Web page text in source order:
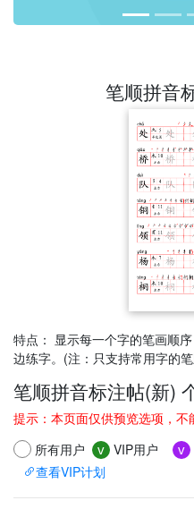
笔顺拼音
特点： 显示每一个字的笔画顺
边练字。(注：只支持常用字的
笔顺拼音标注帖(新)
提示：本页面仅供预览选项，不
所有用户
v VIP用户 v
查看VIP计划